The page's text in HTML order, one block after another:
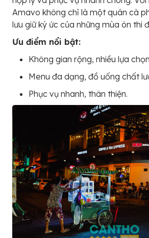
Amavo không chỉ là một quán cà
lưu giữ ký ức của những mùa ôn thi
Ưu điểm nổi bật:
Không gian rộng, nhiều lựa
Menu đa dạng, đồ uống chất
Phục vụ nhanh, thân thiện.